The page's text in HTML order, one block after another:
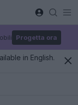
Progetta ora
in English.